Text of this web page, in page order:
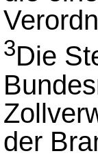
3Die
der